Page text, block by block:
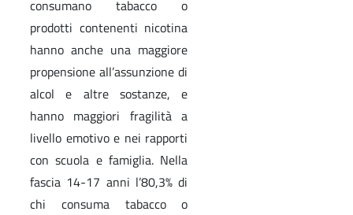
consumano tabacco o
prodotti contenenti nicotina
hanno anche una maggiore
propensione all’assunzione di
alcol e altre sostanze, e
hanno maggiori fragilità a
livello emotivo e nei rapporti
con scuola e famiglia. Nella
fascia 14-17 anni l’80,3% di
chi consuma tabacco o